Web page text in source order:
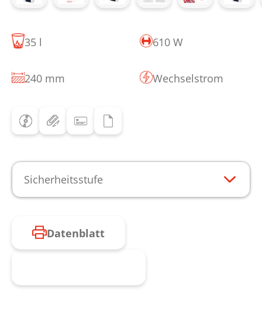
35 l 610 W
240 mm Wechselstrom
Sicherheitsstufe
Datenblatt